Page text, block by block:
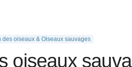
des oiseaux & Oiseaux sauvages
oiseaux